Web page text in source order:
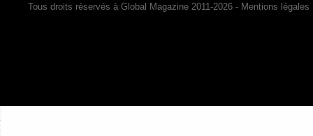
Tous droits réservés à Global Magazine 2011-2026 - Mentions légales